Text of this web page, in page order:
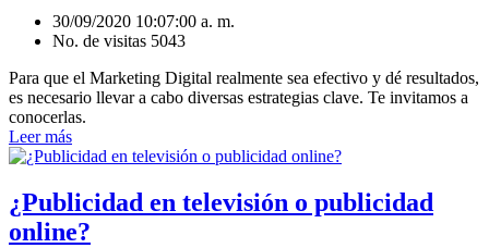
30/09/2020 10:07:00 a. m.
No. de visitas 5043
Para que el Marketing Digital realmente sea efectivo y dé resultados,
es necesario llevar a cabo diversas estrategias clave. Te invitamos a
conocerlas.
Leer más
¿Publicidad en televisión o publicidad
online?